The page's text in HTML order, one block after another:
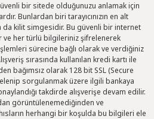
bir sitede olduğunuzu anlamak için
Bunlardan biri tarayıcınızın en alt
da kilit simgesidir. Bu güvenli bir internet
ve her türlü bilgileriniz şifrelenerek
sürecine bağlı olarak ve verdiğiniz
sırasında kullanılan kredi kartı ile
bağımsız olarak 128 bit SSL (Secure
sorgulanmak üzere ilgili bankaya
takdirde alışverişe devam edilir.
görüntülenemediğinden ve
herhangi bir koşulda bu bilgileri ele